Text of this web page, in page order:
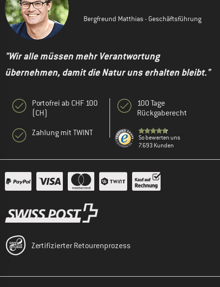
Bergfreund Matthias - Geschäftsführung
"Wir alle müssen mehr Verantwortung
übernehmen, damit die Natur uns erhalten bleibt."
Portofrei ab CHF 100
(CH)
Zahlung mit TWINT
100 Tage
Rückgaberecht
So bewerten uns
7.693 Kunden
Zertifizierter Retourenprozess